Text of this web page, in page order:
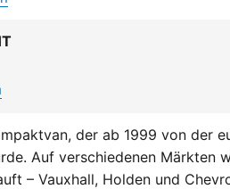
der ab 1999 von der
Auf verschiedenen Märkten
– Vauxhall, Holden und